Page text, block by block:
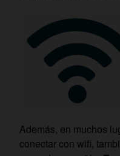
Además, en muchos
conectar con wifi,